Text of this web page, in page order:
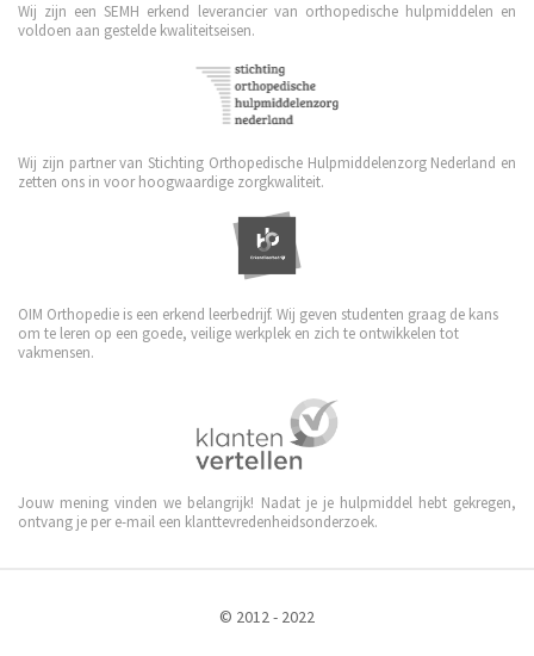
Wij zijn een SEMH erkend leverancier van orthopedische hulpmiddelen en
voldoen aan gestelde kwaliteitseisen.
Wij zijn partner van Stichting Orthopedische Hulpmiddelenzorg Nederland en
zetten ons in voor hoogwaardige zorgkwaliteit.
OIM Orthopedie is een erkend leerbedrijf. Wij geven studenten graag de kans
om te leren op een goede, veilige werkplek en zich te ontwikkelen tot
vakmensen.
Jouw mening vinden we belangrijk! Nadat je je hulpmiddel hebt gekregen,
ontvang je per e-mail een klanttevredenheidsonderzoek.
© 2012 - 2022